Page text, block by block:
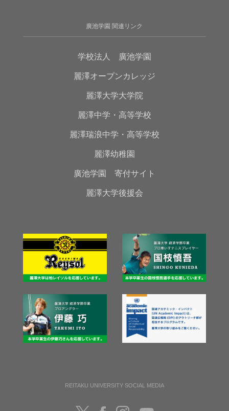
廣池学園 関連リンク
学校法人 廣池学園
麗澤オープンカレッジ
麗澤大学大学院
麗澤中学・高等学校
麗澤瑞浪中学・高等学校
麗澤幼稚園
廣池学園 寄付サイト
麗澤大学後援会
REITAKU UNIVERSITY SOCIAL MEDIA